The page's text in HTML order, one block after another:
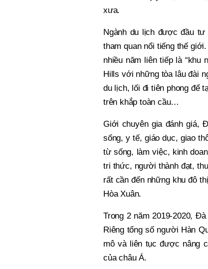
xưa.
Ngành du lịch được đầu
tham quan nổi tiếng thế
nhiều năm liên tiếp là “khu
Hills với những tòa lâu đài
du lịch, lối đi tiên phong để
trên khắp toàn cầu…
Giới chuyên gia đánh giá,
sống, y tế, giáo dục, giao
từ sống, làm việc, kinh
tri thức, người thành đạt,
rất cần đến những khu đô
Hòa Xuân.
Trong 2 năm 2019-2020,
Riêng tổng số người Hàn
mô và liên tục được nâng
của châu Á.